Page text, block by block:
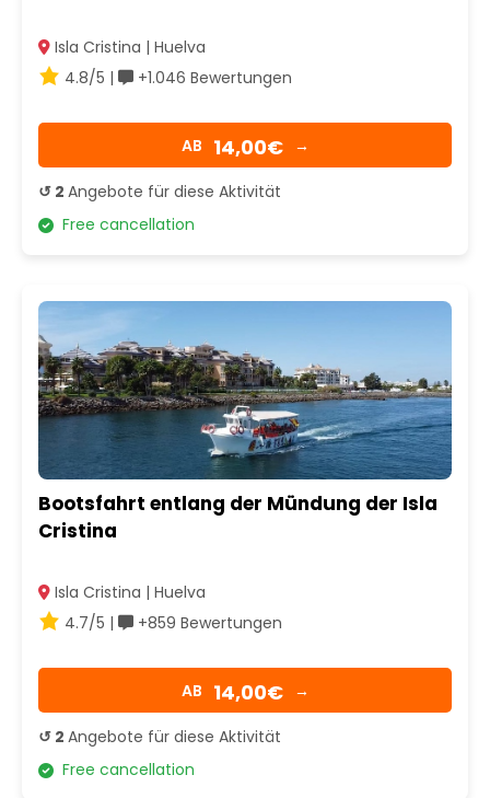
Isla Cristina | Huelva
4.8/5 |
+1.046 Bewertungen
AB 14,00€ →
↺ 2 Angebote für diese Aktivität
Free cancellation
Bootsfahrt entlang der Mündung der Isla
Cristina
Isla Cristina | Huelva
4.7/5 |
+859 Bewertungen
AB 14,00€ →
↺ 2 Angebote für diese Aktivität
Free cancellation